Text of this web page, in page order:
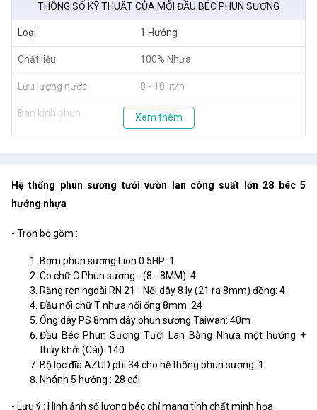
THÔNG SỐ KỸ THUẬT CỦA MỖI ĐẦU BÉC PHUN SƯƠNG
Loại 1 Hướng
Chất liệu 100% Nhựa
Lưu lượng nước 8 - 10 lít/h
Bán kính phun 0,7 - 1m
Áp suất hoạt động 1.5 - 4 Bar
Xem thêm
Hệ thống phun sương tưới vườn lan công suất lớn 28 béc 5
hướng nhựa
- Trọn bộ gồm :
Bơm phun sương Lion 0.5HP: 1
Co chữ C Phun sương - (8 - 8MM): 4
Răng ren ngoài RN 21 - Nối dây 8 ly (21 ra 8mm) đồng: 4
Đầu nối chữ T nhựa nối ống 8mm: 24
Ống dây PS 8mm dây phun sương Taiwan: 40m
Đầu Béc Phun Sương Tưới Lan Bằng Nhựa một hướng +
thủy khởi (Cái): 140
Bộ lọc đĩa AZUD phi 34 cho hệ thống phun sương: 1
Nhánh 5 hướng : 28 cái
- Lưu ý: Hình ảnh số lượng béc chỉ mang tính chất minh họa